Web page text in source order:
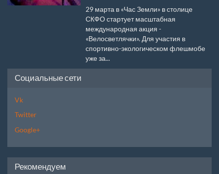
29 марта в «Час Земли» в столице
СКФО стартует масштабная
международная акция -
«Велосветлячки». Для участия в
спортивно-экологическом флешмобе
уже за...
Социальные сети
Vk
Twitter
Google+
Рекомендуем